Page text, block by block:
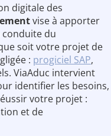
digitale des
vise à apporter
conduite du
soit votre projet de
: progiciel SAP,
ViaAduc intervient
identifier les besoins,
votre projet :
et de